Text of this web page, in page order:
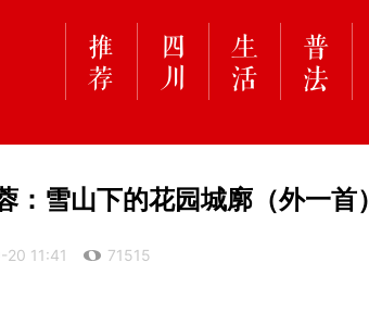
：雪山下的花园城廓（外一首）
11:41 71515